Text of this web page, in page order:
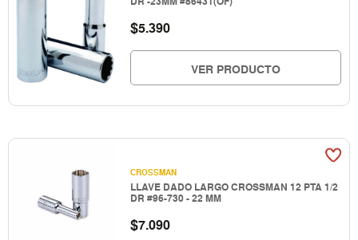
$5.390
VER PRODUCTO
CROSSMAN
LLAVE DADO LARGO CROSSMAN 12 PTA 1/2
DR #96-730 - 22 MM
$7.090